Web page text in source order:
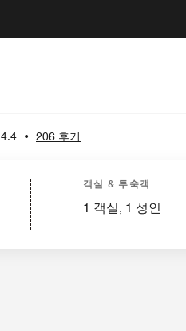
4.4 • 206 후기
객실 & 투숙객
1 객실, 1 성인
호텔 전경 객실스위트